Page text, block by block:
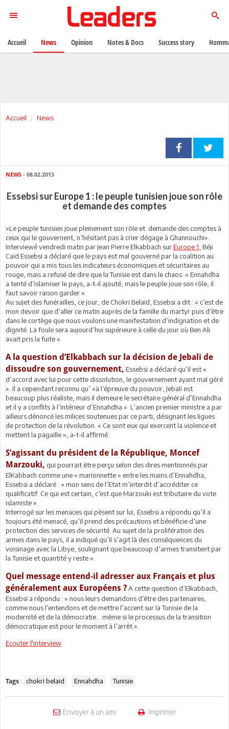
Accueil News
NEWS - 08.02.2013
Essebsi sur Europe 1 : le peuple tunisien joue son rôle
et demande des comptes
«Le peuple tunisien joue pleinement son rôle et demande des comptes à
ceux qui le gouvernent, n’hésitant pas à crier dégage à Ghannouchi».
Interviewé vendredi matin par Jean Pierre Elkabbach surEurope 1, Béji
Caïd Essebsi a déclaré que le pays est mal gouverné par la coalition au
pouvoir qui a mis tous les indicateurs économiques et sécuritaires au
rouge, mais a refusé de dire que la Tunisie est dans le chaos. « Ennahdha
a tenté d’islamiser le pays, a-t-il ajouté, mais le peuple joue son rôle, il
faut savoir raison garder ».
Au sujet des funérailles, ce jour, de Chokri Belaïd, Essebsi a dit : « c’est de
mon devoir que d’aller ce matin auprès de la famille du martyr puis d’être
dans le cortège que nous voulons une manifestation d’indignation et de
dignité. La foule sera aujourd’hui supérieure à celle du jour où Ben Ali
avait pris la fuite ».
A la question d’Elkabbach sur la décision de Jebali de
dissoudre son gouvernement, Essebsi a déclaré qu’il est «
d’accord avec lui pour cette dissolution, le gouvernement ayant mal géré
». Il a cependant reconnu qu’ «à l’épreuve du pouvoir, Jebali est
beaucoup plus réaliste, mais il demeure le secrétaire général d’Ennahdha
et il y a conflits à l’intérieur d’Ennahdha ». L’ancien premier ministre a par
ailleurs dénoncé les milices soutenues par ce parti, désignant les ligues
de protection de la révolution. « Ce sont eux qui exercent la violence et
mettent la pagaille », a-t-il affirmé.
S’agissant du président de la République, Moncef
Marzouki, qui pourrait être perçu selon des dires mentionnés par
ElKabbach comme une « marionnette » entre les mains d’Ennahdha,
Essebsi a déclaré : « mon sens de l’Etat m’interdit d’accréditer ce
qualificatif. Ce qui est certain, c’est que Marzouki est tributaire du vote
islamiste ».
Interrogé sur les menaces qui pèsent sur lui, Essebsi a répondu qu’il a
toujours été menacé, qu’il prend des précautions et bénéficie d’une
protection des services de sécurité. Au sujet de la prolifération des
armes dans le pays, il a indiqué qu’il s’agit là des conséquences du
voisinage avec la Libye, soulignant que beaucoup d’armes transitent par
la Tunisie et quantité y reste ».
Quel message entend-il adresser aux Français et plus
généralement aux Européens ?A cette question d’Elkabbach,
Essebsi a répondu : « nous leurs demandons d’être des partenaires,
comme nous l’entendons et de mettre l’accent sur la Tunisie de la
modernité et de la démocratie… même si le processus de la transition
démocratique est pour le moment à l’arrêt ».
Ecouter l'interview
Tags : chokri belaid Ennahdha Tunisie
Envoyer à un ami Imprimer
Accueil News Opinion Notes & Docs Success story